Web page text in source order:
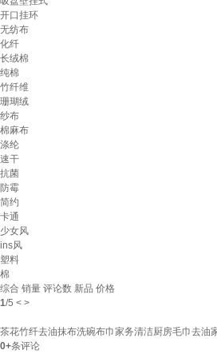
开口挂环
无纺布
化纤
长绒棉
纯棉
竹纤维
珊瑚绒
纱布
棉麻布
涤纶
速干
抗菌
防霉
简约
卡通
少女风
ins风
塑料
棉
综合 销量 评论数 新品 价格
1/5 < >
茶花竹纤去油抹布洗碗布巾家务清洁厨房毛巾去油
0+条评论